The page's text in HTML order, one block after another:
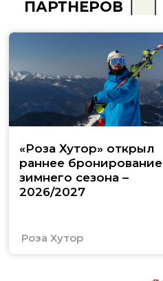
ПАРТНЁРОВ
«Роза Хутор» открыл
раннее бронирование
зимнего сезона –
2026/2027
Роза Хутор